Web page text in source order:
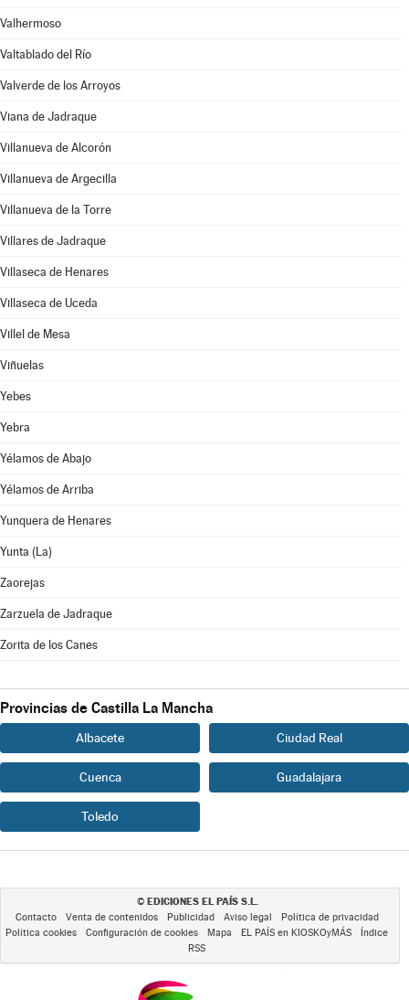
Valhermoso
Valtablado del Río
Valverde de los Arroyos
Viana de Jadraque
Villanueva de Alcorón
Villanueva de Argecilla
Villanueva de la Torre
Villares de Jadraque
Villaseca de Henares
Villaseca de Uceda
Villel de Mesa
Viñuelas
Yebes
Yebra
Yélamos de Abajo
Yélamos de Arriba
Yunquera de Henares
Yunta (La)
Zaorejas
Zarzuela de Jadraque
Zorita de los Canes
Provincias de Castilla La Mancha
Albacete Ciudad Real
Cuenca Guadalajara
Toledo
© EDICIONES EL PAÍS S.L.
Contacto Venta de contenidos Publicidad Aviso legal
Política de privacidad
Política cookies
Configuración de cookies Mapa EL PAÍS en KIOSKOyMÁS
Índice
RSS